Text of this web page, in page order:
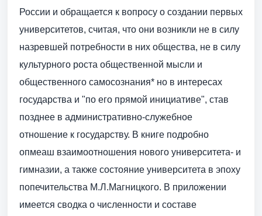
России и обращается к вопросу о создании первых
университетов, считая, что они возникли не в силу
назревшей потребности в них общества, не в силу
культурного роста общественной мысли и
общественного самосознания* но в интересах
государства и "по его прямой инициативе", став
позднее в административно-служебное
отношение к государству. В книге подробно
опмеаш взаимоотношения нового университета- и
гимназии, а также состояние университета в эпоху
попечительства М.Л.Магницкого. В приложении
имеется сводка о численности и составе